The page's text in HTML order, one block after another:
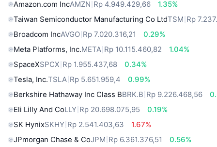
Amazon.com IncAMZN Rp 4.949.429,66
1.35%
Taiwan Semiconductor Manufacturing Co LtdTSM Rp
Broadcom IncAVGO Rp 7.020.316,21
0.29%
Meta Platforms, Inc.META Rp 10.115.460,82
1.04%
SpaceXSPCX Rp 1.955.437,68
0.34%
Tesla, Inc.TSLA Rp 5.651.959,4
0.99%
Berkshire Hathaway Inc Class BBRK.B Rp 9.226.468,56
Eli Lilly And CoLLY Rp 20.698.075,95
0.19%
SK HynixSKHY Rp 2.541.403,63
1.67%
JPmorgan Chase & CoJPM Rp 6.361.376,51
0.56%